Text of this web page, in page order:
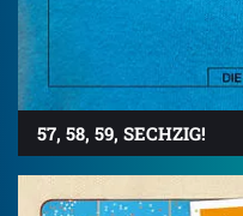
57, 58, 59, SECHZIG!